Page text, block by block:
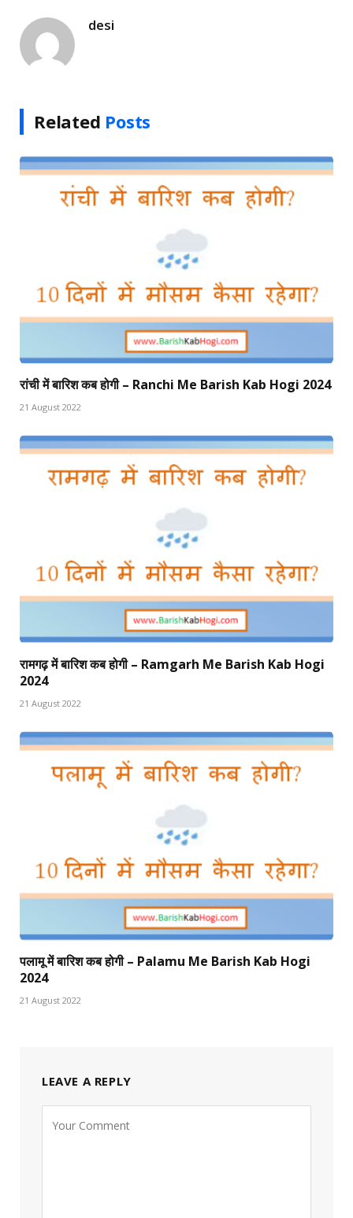
desi
Related Posts
रांची में बारिश कब होगी – Ranchi Me Barish Kab Hogi 2024
21 August 2022
रामगढ़ में बारिश कब होगी – Ramgarh Me Barish Kab Hogi
2024
21 August 2022
पलामू में बारिश कब होगी – Palamu Me Barish Kab Hogi
2024
21 August 2022
LEAVE A REPLY